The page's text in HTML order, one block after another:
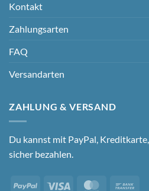
Kontakt
Zahlungsarten
FAQ
Versandarten
ZAHLUNG & VERSAND
Du kannst mit PayPal,
sicher bezahlen.
PayPal Visa MasterCard